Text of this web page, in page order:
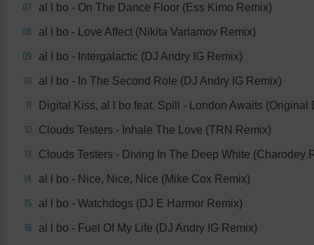
07 al l bo - On The Dance Floor (Ess Kimo Remix)
08 al l bo - Love Affect (Nikita Varlamov Remix)
09 al l bo - Intergalactic (DJ Andry IG Remix)
10 al l bo - In The Second Role (DJ Andry IG Remix)
11 Digital Kiss, al l bo feat. Spill - London Awaits (Original
12 Clouds Testers - Inhale The Love (TRN Remix)
13 Clouds Testers - Diving In The Deep White (Charodey
14 al l bo - Nice, Nice, Nice (Mike Cox Remix)
15 al l bo - Watchdogs (DJ E Harmor Remix)
16 al l bo - Fuel Of My Life (DJ Andry IG Remix)